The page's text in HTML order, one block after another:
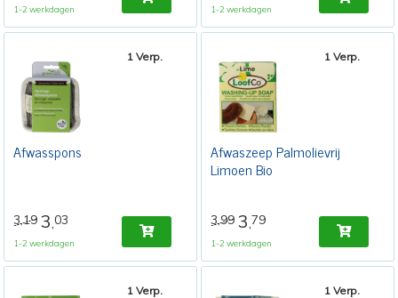
1-2 werkdagen 1-2 werkdagen
1 Verp.
Afwasspons
3,19 3,03
1-2 werkdagen
1 Verp.
Afwaszeep Palmolievrij
Limoen Bio
3,99 3,79
1-2 werkdagen
1 Verp. 1 Verp.